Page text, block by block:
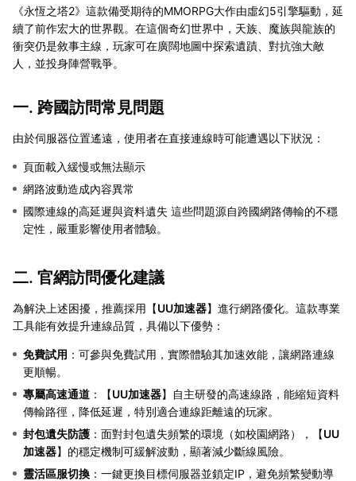
《永恆之塔2》這款備受期待的MMORPG大作由虛幻5引擎驅動，延
續了前作宏大的世界觀。在這個奇幻世界中，天族、魔族與龍族的
衝突仍是敘事主線，玩家可在廣闊地圖中探索遺蹟、對抗強大敵
人，並投身陣營戰爭。
一. 跨國訪問常見問題
由於伺服器位置遙遠，使用者在直接連線時可能遭遇以下狀況：
頁面載入緩慢或無法顯示
網路波動造成內容異常
國際連線的高延遲與資料遺失 這些問題源自跨國網路傳輸的不穩
定性，嚴重影響使用者體驗。
二. 官網訪問優化建議
為解決上述困擾，推薦採用【UU加速器】進行網路優化。這款專業
工具能有效提升連線品質，具備以下優勢：
免費試用 ：可參與免費試用，實際體驗其加速效能，讓網路連線
更順暢。
專屬高速通道 ：【UU加速器】自主研發的高速線路，能縮短資料
傳輸路徑，降低延遲，特別適合連線距離遠的玩家。
封包遺失防護 ：面對封包遺失頻繁的環境（如校園網路），【UU
加速器】的穩定機制可緩解波動，顯著減少斷線風險。
靈活區服切換 ：一鍵更換目標伺服器並鎖定IP，避免頻繁變動導